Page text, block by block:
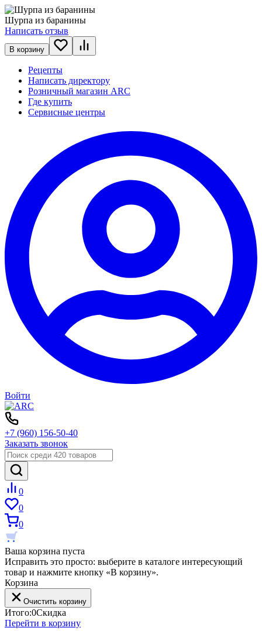
Шурпа из баранины
Написать отзыв
В корзину
Рецепты
Написать директору
Розничный магазин ARC
Где купить
Сервисные центры
Войти
+7 (960) 156-50-40
Заказать звонок
0
0
0
Ваша корзина пуста
Исправить это просто: выберите в каталоге интересующий
товар и нажмите кнопку «В корзину».
Корзина
Очистить корзину
Итого:0Скидка
Перейти в корзину